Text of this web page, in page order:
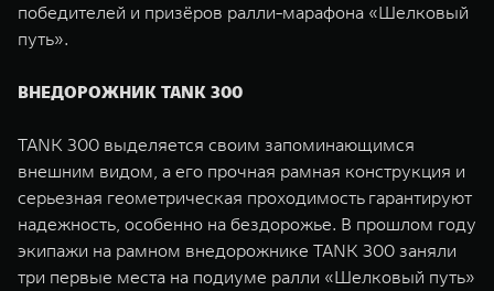
победителей и призёров ралли-марафона «Шелковый
путь».
ВНЕДОРОЖНИК TANK 300
TANK 300 выделяется своим запоминающимся
внешним видом, а его прочная рамная конструкция и
серьезная геометрическая проходимость гарантируют
надежность, особенно на бездорожье. В прошлом году
экипажи на рамном внедорожнике TANK 300 заняли
три первые места на подиуме ралли «Шелковый путь»